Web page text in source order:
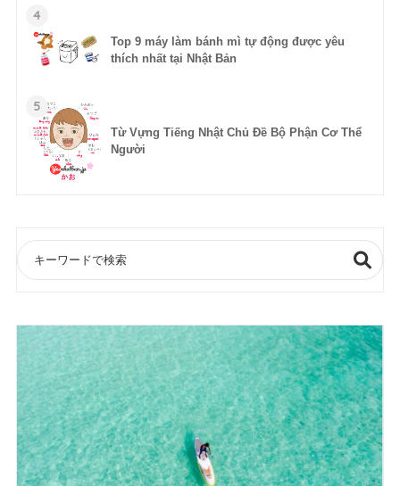
4
Top 9 máy làm bánh mì tự động được yêu
thích nhất tại Nhật Bản
5
Từ Vựng Tiếng Nhật Chủ Đề Bộ Phận Cơ Thể
Người